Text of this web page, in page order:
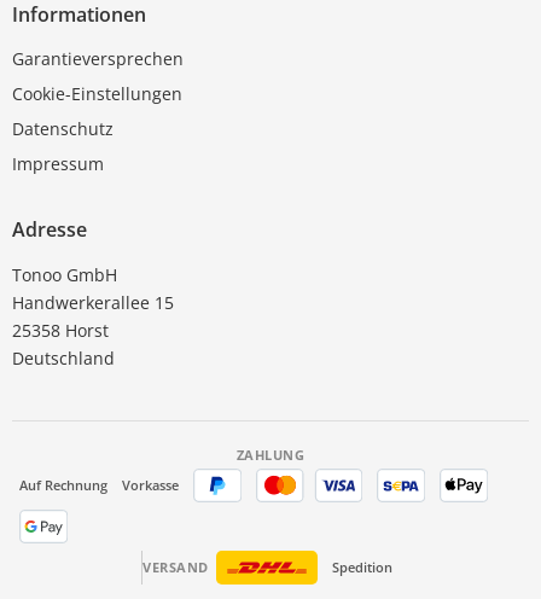
Informationen
Garantieversprechen
Cookie-Einstellungen
Datenschutz
Impressum
Adresse
Tonoo GmbH
Handwerkerallee 15
25358 Horst
Deutschland
ZAHLUNG
Auf Rechnung
Vorkasse
VERSAND Spedition